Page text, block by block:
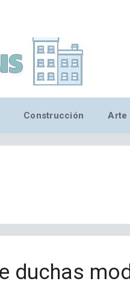
Construcción Arte
duchas